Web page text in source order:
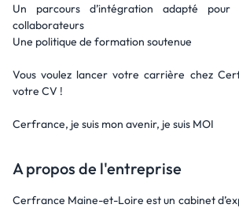
Un parcours d’intégration adapté pour
collaborateurs
Une politique de formation soutenue
Vous voulez lancer votre carrière chez
votre CV !
Cerfrance, je suis mon avenir, je suis MOI
A propos de l'entreprise
Cerfrance Maine-et-Loire est un cabinet